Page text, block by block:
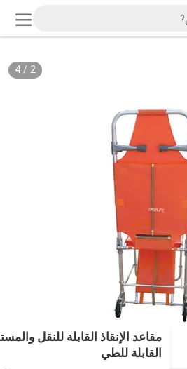
2
/
4
مقاعد الإنقاذ القابلة للنقل
القابلة للطي